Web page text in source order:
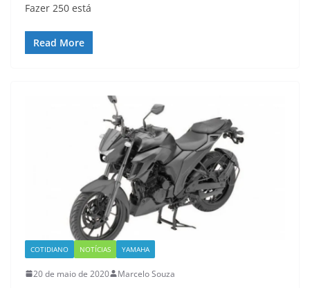
Fazer 250 está
Read More
COTIDIANO NOTÍCIAS YAMAHA
20 de maio de 2020 Marcelo Souza